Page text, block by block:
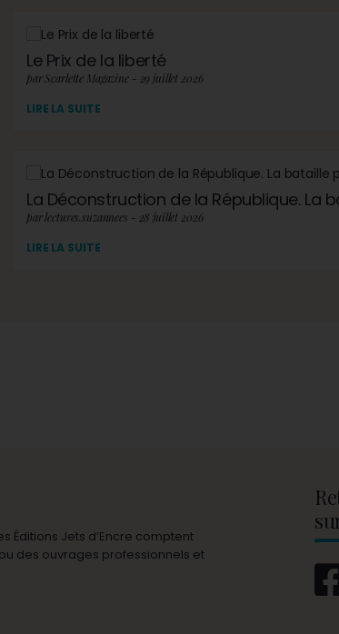
Le Prix de la liberté
par Scarlette Magazine - 29 juillet 2026
LIRE LA SUITE
La Déconstruction de la République. La
par lectures.suzannees - 28 juillet 2026
LIRE LA SUITE
Éditions Jets d’Encre comptent
des ouvrages professionnels et